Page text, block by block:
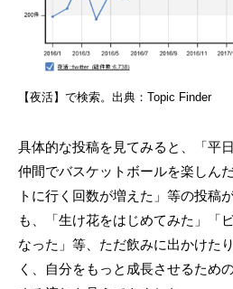
【夜活】で検索。出典：Topic Finder
具体的な投稿を見てみると、「平
仲間でバスケットボールを楽しん
トに行く回数が増えた」等の投稿
も、「生け花をはじめてみた」「
なった」等、ただ飲みに出かけた
く、自分をもっと成長させるため